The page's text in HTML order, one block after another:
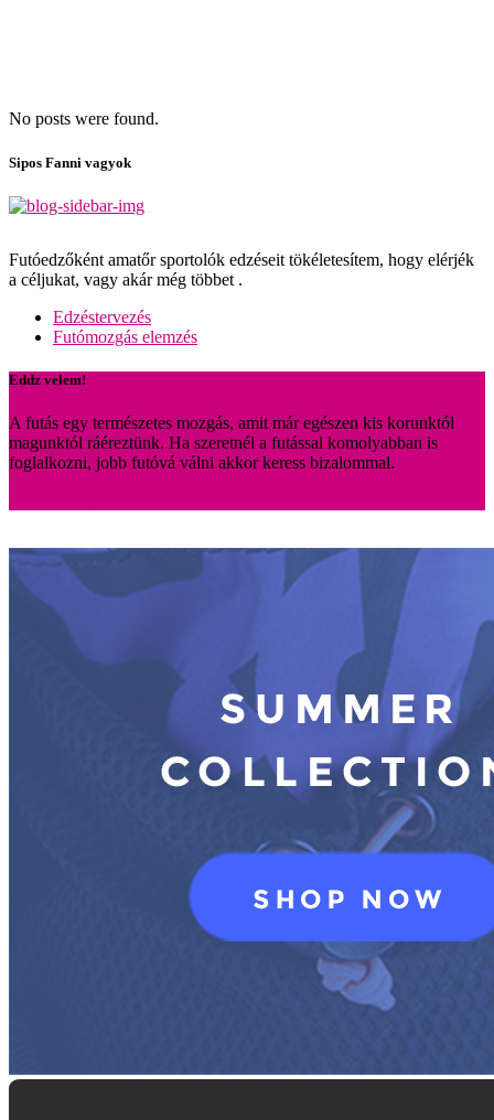
No posts were found.
Sipos Fanni vagyok
Futóedzőként amatőr sportolók edzéseit tökéletesítem, hogy elérjék
a céljukat, vagy akár még többet .
Edzéstervezés
Futómozgás elemzés
Eddz velem!
A futás egy természetes mozgás, amit már egészen kis korunktól
magunktól ráéreztünk. Ha szeretnél a futással komolyabban is
foglalkozni, jobb futóvá válni akkor keress bizalommal.